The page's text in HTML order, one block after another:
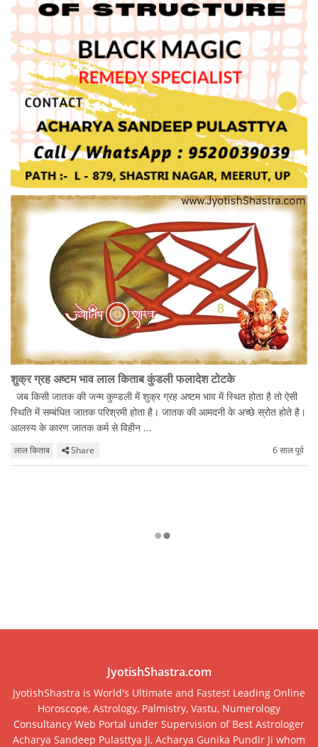
शुक्र ग्रह अष्टम भाव लाल किताब कुंडली फलादेश टोटके
जब किसी जातक की जन्म कुण्डली में शुक्र ग्रह अष्टम भाव में स्थित होता है तो ऐसी
स्थिति में सम्बंधित जातक परिश्रमी होता है। जातक की आमदनी के अच्छे स्रोत होते है।
आलस्य के कारण जातक कर्म से विहीन ...
लाल किताब Share 6 साल पूर्व
JyotishShastra.com
JyotishShastra is World's Ultimate and Fastest Leading Online
Horoscope, Astrology, Palmistry, Vastu, Numerology
Consultancy Web Portal under Supervision of Best Astrologer
Acharya Sandeep Pulasttya Ji, Acharya Gunika Pundir Ji whom